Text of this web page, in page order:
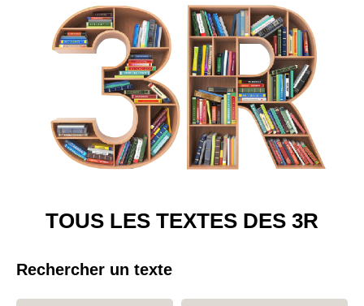
TOUS LES TEXTES DES 3R
Rechercher un texte